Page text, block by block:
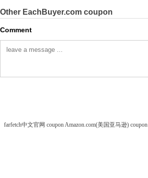
Other EachBuyer.com coupon
Comment
farfetch中文官网 couponAmazon.com(美国亚马逊) coupon